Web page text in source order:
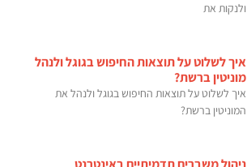
ולנקות את
איך לשלוט על תוצאות החיפוש בגוגל ולנהל
מוניטין ברשת?
איך לשלוט על תוצאות החיפוש בגוגל ולנהל את
המוניטין ברשת?